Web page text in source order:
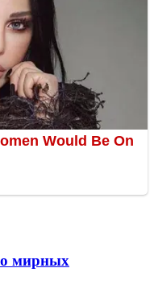
о мирных